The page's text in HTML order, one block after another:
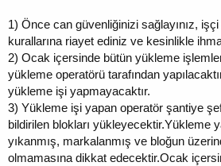
1) Önce can güvenliğinizi sağlayınız,
kurallarına riayet ediniz ve kesinlikle
2) Ocak içersinde bütün yükleme
yükleme operatörü tarafından
yükleme işi yapmayacaktır.
3) Yükleme işi yapan operatör şantiye
bildirilen blokları yükleyecektir.Yükleme
yıkanmış, markalanmış ve bloğun
olmamasına dikkat edecektir.Ocak